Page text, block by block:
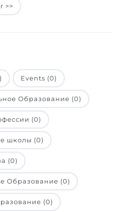
>>
Events (0)
Образование (0)
(0)
школы (0)
(0)
Образование (0)
(0)